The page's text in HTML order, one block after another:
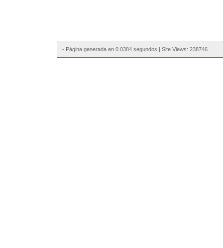
- Página generada en 0.0384 segundos | Site Views: 238746